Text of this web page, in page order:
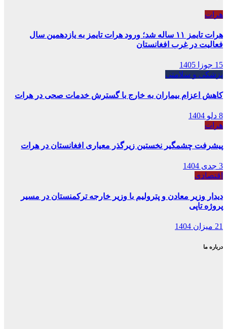
هرات
هرات تایمز ۱۱ ساله شد؛ ورود هرات تایمز به یازدهمین سال
فعالیت در غرب افغانستان
15 جوزا 1405
پزشکی و سلامتی
کاهش اعزام بیماران به خارج با گسترش خدمات صحی در هرات
8 دلو 1404
هرات
پیشرفت چشمگیر نخستین زیرگذر معیاری افغانستان در هرات
3 جدی 1404
اقتصادی
دیدار وزیر معادن و پترولیم با وزیر خارجه ترکمنستان در مسیر
پروژه تاپی
21 میزان 1404
درباره ما